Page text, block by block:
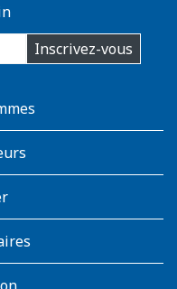
Inscrivez-vous